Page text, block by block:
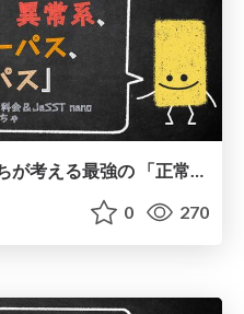
JaSST nano vol.25 ぼくたちが考える最強の 「正常系、異常系、 ハッピーパス、ワンパス」
0 270